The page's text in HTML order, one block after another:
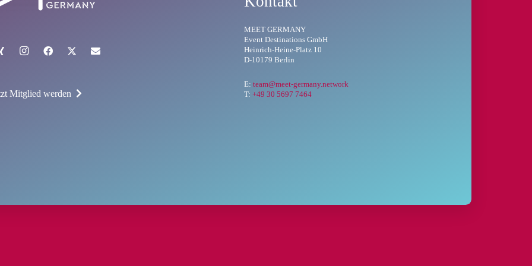
Mitglied werden
MEET GERMANY
Event Destinations GmbH
Heinrich-Heine-Platz 10
D-10179 Berlin
E:team@meet-germany.network
T:+49 30 5697 7464